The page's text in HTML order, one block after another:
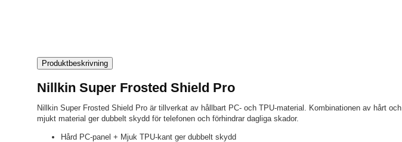
Produktbeskrivning
Nillkin Super Frosted Shield Pro
Nillkin Super Frosted Shield Pro är tillverkat av hållbart PC- och TPU-material. Kombinationen av hårt och
mjukt material ger dubbelt skydd för telefonen och förhindrar dagliga skador.
Hård PC-panel + Mjuk TPU-kant ger dubbelt skydd